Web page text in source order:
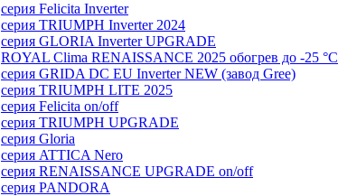
серия Felicita Inverter
серия TRIUMPH Inverter 2024
серия GLORIA Inverter UPGRADE
ROYAL Clima RENAISSANCE 2025 обогрев до -25 °С
серия GRIDA DC EU Inverter NEW (завод Gree)
серия TRIUMPH LITE 2025
серия Felicita on/off
серия TRIUMPH UPGRADE
серия Gloria
серия ATTICA Nero
серия RENAISSANCE UPGRADE on/off
серия PANDORA